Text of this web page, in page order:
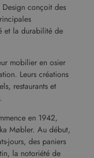
conçoit des
et la durabilité de
mobilier en osier
Leurs créations
restaurants et
en 1942,
Møbler. Au début,
jours, des paniers
la notoriété de